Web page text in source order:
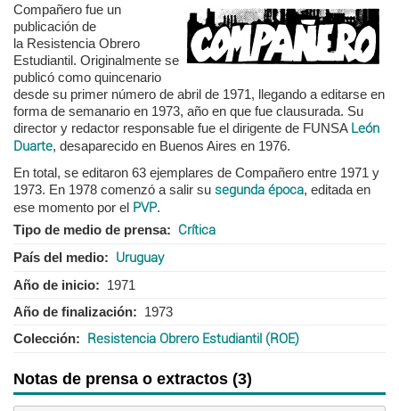
Compañero fue un
publicación de
la Resistencia Obrero
Estudiantil. Originalmente se
publicó como quincenario
desde su primer número de abril de 1971, llegando a editarse en
forma de semanario en 1973, año en que fue clausurada. Su
director y redactor responsable fue el dirigente de FUNSA León
Duarte, desaparecido en Buenos Aires en 1976.
En total, se editaron 63 ejemplares de Compañero entre 1971 y
1973. En 1978 comenzó a salir su segunda época, editada en
ese momento por el PVP.
Tipo de medio de prensa
Crítica
País del medio Uruguay
Año de inicio
1971
Año de finalización
1973
Colección
Resistencia Obrero Estudiantil (ROE)
Notas de prensa o extractos (3)